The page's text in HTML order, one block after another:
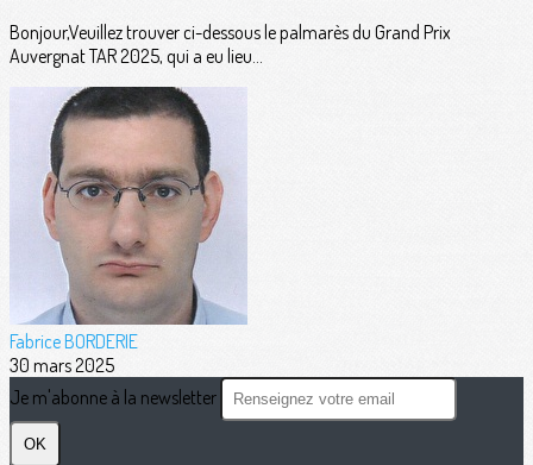
Bonjour,Veuillez trouver ci-dessous le palmarès du Grand Prix
Auvergnat TAR 2025, qui a eu lieu...
Fabrice BORDERIE
30 mars 2025
Je m'abonne à la newsletter
OK